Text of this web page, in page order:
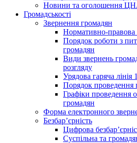
Новини та оголошення
Громадськості
Звернення громадян
Нормативно-правова
Порядок роботи з
громадян
Види звернень
розгляду
Урядова гаряча лінія
Порядок проведення
Графіки проведення
громадян
Форма електронного
Безбар’єрність
Цифрова
Суспільна та